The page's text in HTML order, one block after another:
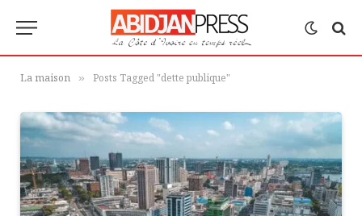
La maison » Posts Tagged "dette publique"